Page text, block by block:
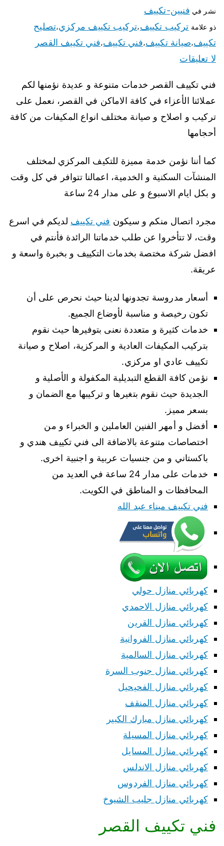
نشر في فنيين-تكييف
ذو علامة تركيب تكييف،تركيب تكييف مركزي،تصليح
تكييف،صيانة تكييف،فني تكييف،فني تكييف القصر
لا تعليقات
فني تكييف القصر خدمات متنوعة و عديدة نؤمنها لكم
عملائنا الأعزاء في كافة الاماكن في القصر، نعمل على
تركيب و اصلاح و صيانة مختلف انواع المكيفات من كافة
أحجامها
كما أننا نؤمن خدمة مميزة للتكيف المركزي لمختلف
المنشآت السكنية و الخدمية، اعمالنا تتوافر في كل وقت
و بكل ايام الاسبوع و على مدار 24 ساعة
مجرد اتصال منكم و سيكون فني تكييف لديكم في اسرع
وقت، لا تتأخروا عن طلب خدماتنا الرائدة فأنتم في
افضل شركة مختصة بخدمات التكييف و بخبرة واسعة و
عريقة.
أسعار مدروسة تجدونها لدينا حيث نحرص على أن
تكون رخيصة و مناسبة لأوضاع الجميع.
خدمات كثيرة و متعددة نعنى بتوفيرها حيث نقوم
بتركيب المكيفات العادية و المركزية، اصلاح و صيانة
تكييف عادي او مركزي.
نؤمن كافة القطع التبديلية المكفولة و الأصلية و
الجديدة حيث نقوم بتغيرها و تركيبها مع الضمان و
بسعر مميز.
أفضل و أمهر الفنين العاملين و الخبراء و من
اختصاصات متنوعة بالاضافة الى فني تكييف هندي و
باكستاني و من جنسيات عربية و اجنبية اخرى.
خدمات على مدار 24 ساعة في العديد من
المحافظات و المناطق في الكويت.
فني تكييف ميناء عبد الله
كهربائي منازل حولي
كهربائي منازل الاحمدي
كهربائي منازل القرين
كهربائي منازل الفروانية
كهربائي منازل السالمية
كهربائي منازل جنوب السرة
كهربائي منازل الفحيحيل
كهربائي منازل المنقف
كهربائي منازل مبارك الكبير
كهربائي منازل المسيلة
كهربائي منازل المسايل
كهربائي منازل الاندلس
كهربائي منازل الفردوس
كهربائي منازل جليب الشيوخ
فني تكييف القصر